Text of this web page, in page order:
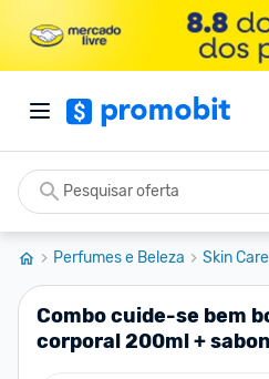
Perfumes e Beleza Skin Care
Combo cuide-se bem
corporal 200ml +